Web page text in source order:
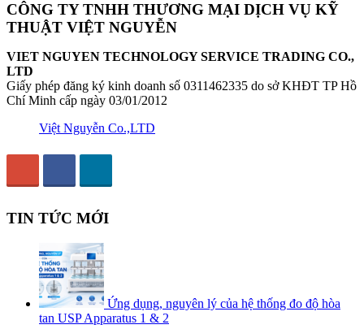
CÔNG TY TNHH THƯƠNG MẠI DỊCH VỤ KỸ
THUẬT VIỆT NGUYỄN
VIET NGUYEN TECHNOLOGY SERVICE TRADING CO.,
LTD
Giấy phép đăng ký kinh doanh số 0311462335 do sở KHĐT TP Hồ
Chí Minh cấp ngày 03/01/2012
Việt Nguyễn Co.,LTD
TIN TỨC MỚI
Ứng dụng, nguyên lý của hệ thống đo độ hòa
tan USP Apparatus 1 & 2